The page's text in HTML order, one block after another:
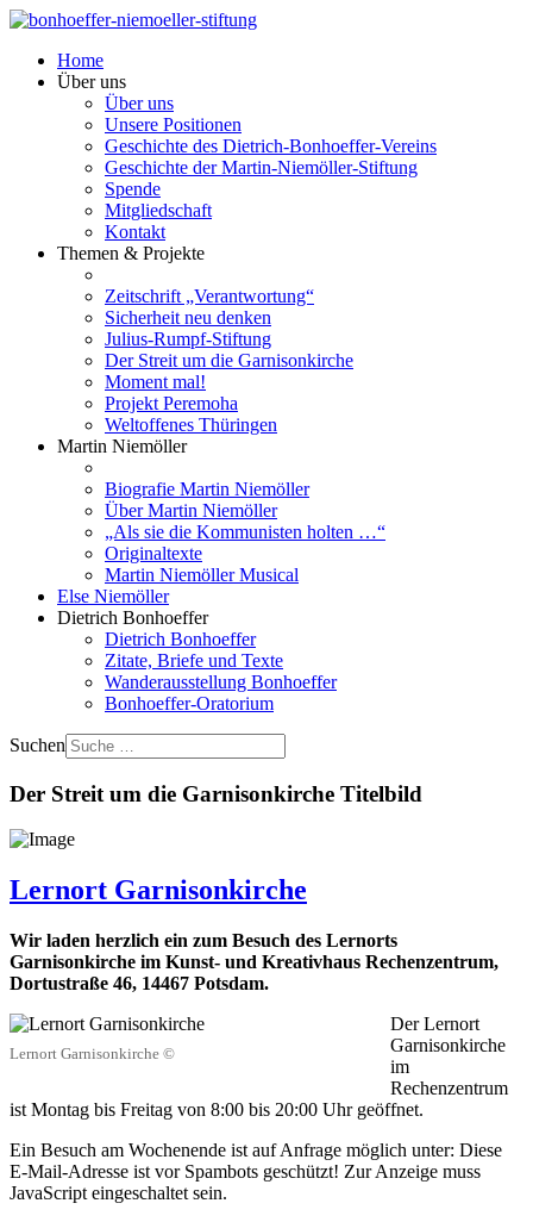
Home
Über uns
Über uns
Unsere Positionen
Geschichte des Dietrich-Bonhoeffer-Vereins
Geschichte der Martin-Niemöller-Stiftung
Spende
Mitgliedschaft
Kontakt
Themen & Projekte
Zeitschrift „Verantwortung“
Sicherheit neu denken
Julius-Rumpf-Stiftung
Der Streit um die Garnisonkirche
Moment mal!
Projekt Peremoha
Weltoffenes Thüringen
Martin Niemöller
Biografie Martin Niemöller
Über Martin Niemöller
„Als sie die Kommunisten holten …“
Originaltexte
Martin Niemöller Musical
Else Niemöller
Dietrich Bonhoeffer
Dietrich Bonhoeffer
Zitate, Briefe und Texte
Wanderausstellung Bonhoeffer
Bonhoeffer-Oratorium
Suchen
Der Streit um die Garnisonkirche Titelbild
Lernort Garnisonkirche
Wir laden herzlich ein zum Besuch des Lernorts
Garnisonkirche im Kunst- und Kreativhaus Rechenzentrum,
Dortustraße 46, 14467 Potsdam.
Lernort Garnisonkirche ©
Der Lernort
Garnisonkirche
im
Rechenzentrum
ist Montag bis Freitag von 8:00 bis 20:00 Uhr geöffnet.
Ein Besuch am Wochenende ist auf Anfrage möglich unter: Diese
E-Mail-Adresse ist vor Spambots geschützt! Zur Anzeige muss
JavaScript eingeschaltet sein.